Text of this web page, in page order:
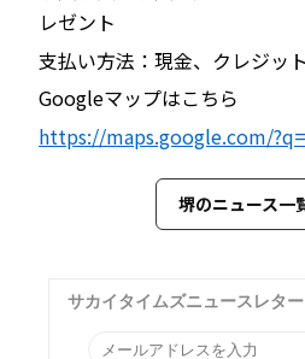
レゼント
支払い方法：現金、クレジッ
Googleマップはこちら
https://maps.google.com/
堺のニュース一